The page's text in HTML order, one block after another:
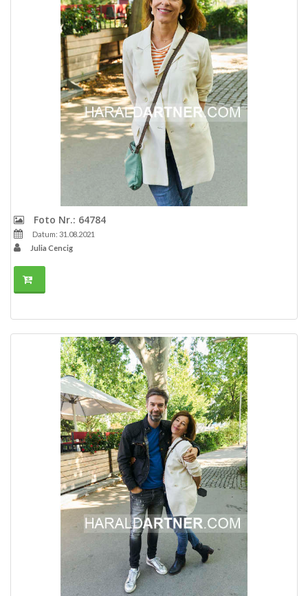
Foto Nr.: 64784
Datum: 31.08.2021
Julia Cencig